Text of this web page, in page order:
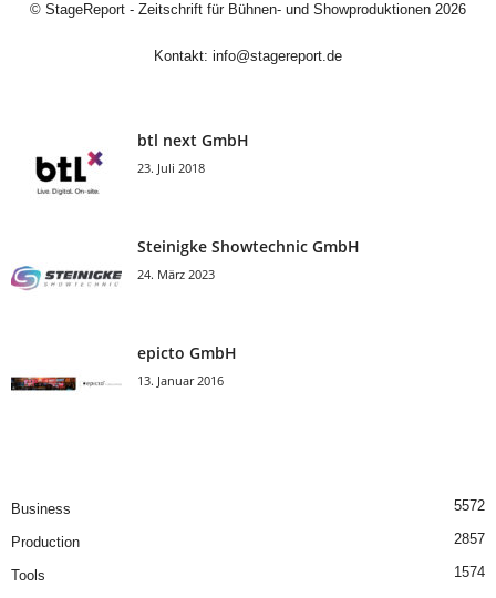
© StageReport - Zeitschrift für Bühnen- und Showproduktionen 2026
Kontakt: info@stagereport.de
btl next GmbH
23. Juli 2018
Steinigke Showtechnic GmbH
24. März 2023
epicto GmbH
13. Januar 2016
Business 5572
Production 2857
Tools
1574